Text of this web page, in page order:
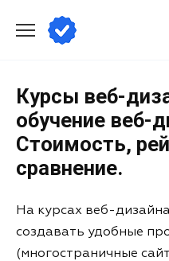
Курсы веб-
обучение веб-
Стоимость,
сравнение.
На курсах веб-
создавать удобные
(многостраничные